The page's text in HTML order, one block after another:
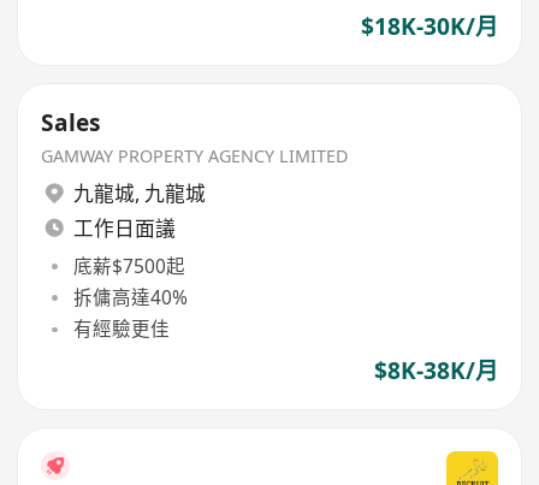
$18K-30K/月
Sales
GAMWAY PROPERTY AGENCY LIMITED
九龍城, 九龍城
工作日面議
底薪$7500起
拆傭高達40%
有經驗更佳
$8K-38K/月